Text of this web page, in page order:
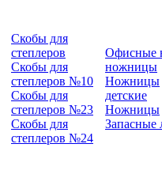
Скобы для
степлеров
Скобы для
степлеров №10
Скобы для
степлеров №23
Скобы для
степлеров №24
Офисные
ножницы
Ножницы
детские
Ножницы
Запасные